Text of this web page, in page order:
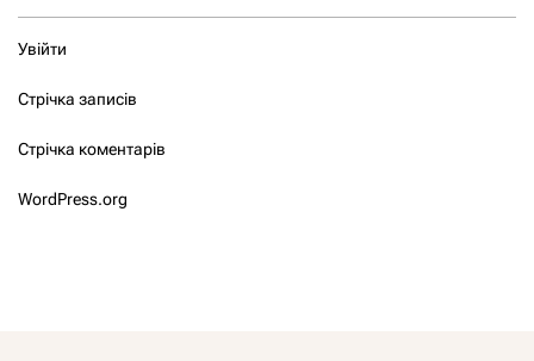
Увійти
Стрічка записів
Стрічка коментарів
WordPress.org